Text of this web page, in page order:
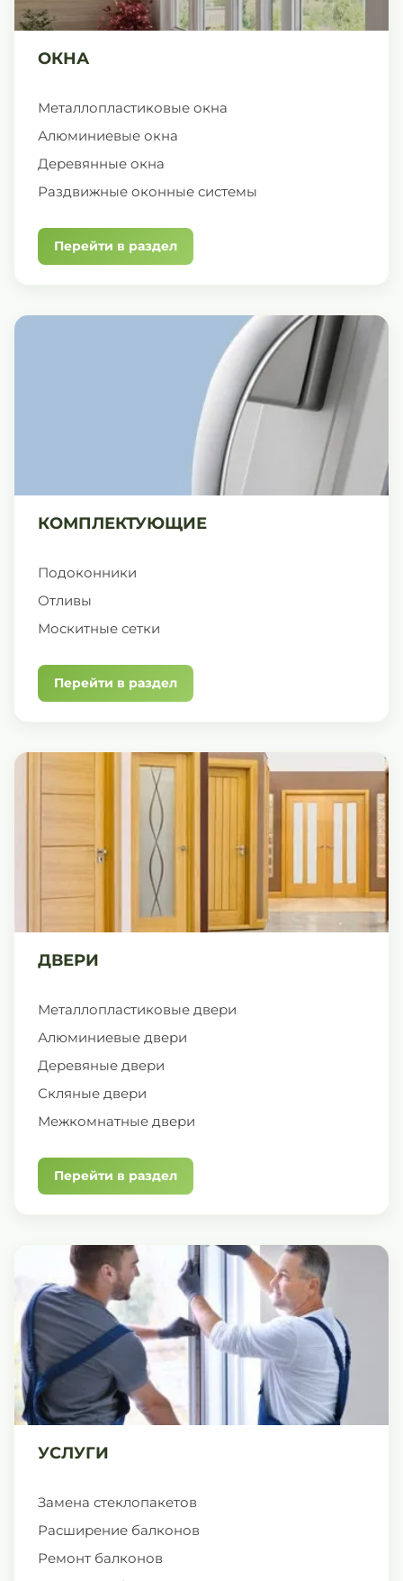
ОКНА
Металлопластиковые окна
Алюминиевые окна
Деревянные окна
Раздвижные оконные системы
Перейти в раздел
КОМПЛЕКТУЮЩИЕ
Подоконники
Отливы
Москитные сетки
Перейти в раздел
ДВЕРИ
Металлопластиковые двери
Алюминиевые двери
Деревяные двери
Скляные двери
Межкомнатные двери
Перейти в раздел
УСЛУГИ
Замена стеклопакетов
Расширение балконов
Ремонт балконов